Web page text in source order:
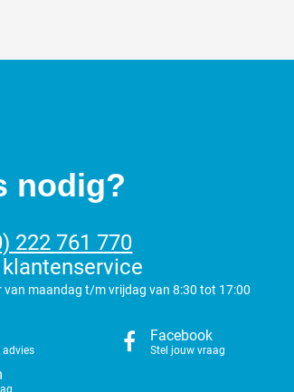
nodig?
222 761 770
van maandag t/m vrijdag van 8:30 tot 17:00
advies
Facebook
Stel jouw vraag